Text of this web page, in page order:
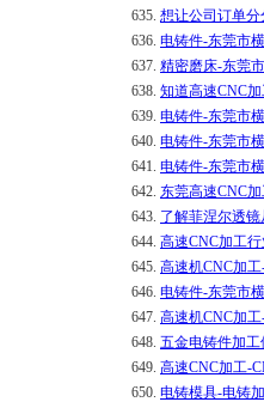
635. 想让公司订单
636. 电铸件-东莞市
637. 精密磨床-东莞
638. 知道高速CNC
639. 电铸件-东莞市
640. 电铸件-东莞市
641. 电铸件-东莞市
642. 东莞高速CNC
643. 了解菲涅尔透
644. 高速CNC加工
645. 高速机CNC加
646. 电铸件-东莞市
647. 高速机CNC加
648. 五金电铸件加
649. 高速CNC加工-
650. 电铸模具-电铸